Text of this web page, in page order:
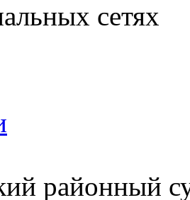
сетях
районный